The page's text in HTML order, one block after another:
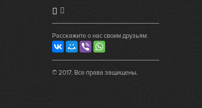
Расскажите о нас своим друзьям:
© 2017. Все права защищены.